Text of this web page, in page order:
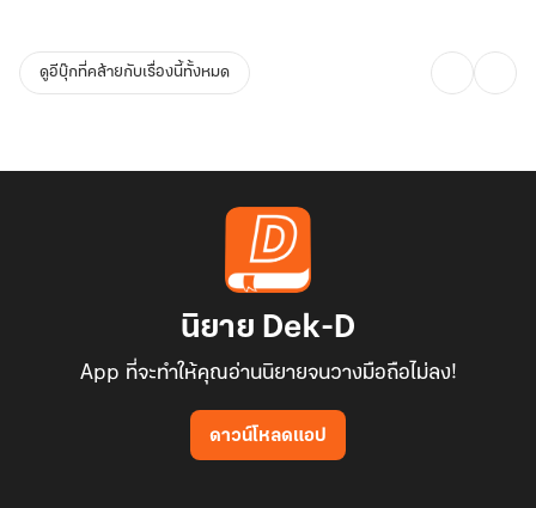
ดูอีบุ๊กที่คล้ายกับเรื่องนี้ทั้งหมด
นิยาย Dek-D
App ที่จะทำให้คุณอ่านนิยายจนวางมือถือไม่ลง!
ดาวน์โหลดแอป